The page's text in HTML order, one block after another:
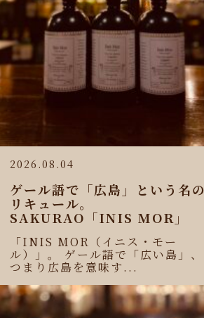
2026.08.04
ゲール語で「広島」という名の
リキュール。
SAKURAO「INIS MOR」
「INIS MOR（イニス・モー
ル）」。 ゲール語で「広い島」、
つまり広島を意味す...